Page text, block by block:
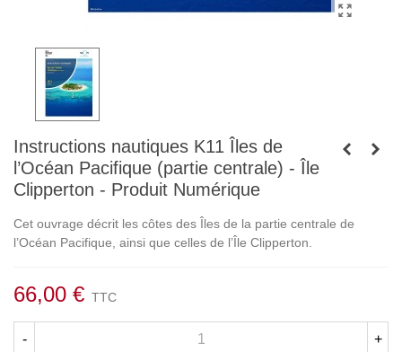
Instructions nautiques K11 Îles de
l’Océan Pacifique (partie centrale) - Île
Clipperton - Produit Numérique
Cet ouvrage décrit les côtes des Îles de la partie centrale de
l’Océan Pacifique, ainsi que celles de l’Île Clipperton.
66,00 € TTC
- +